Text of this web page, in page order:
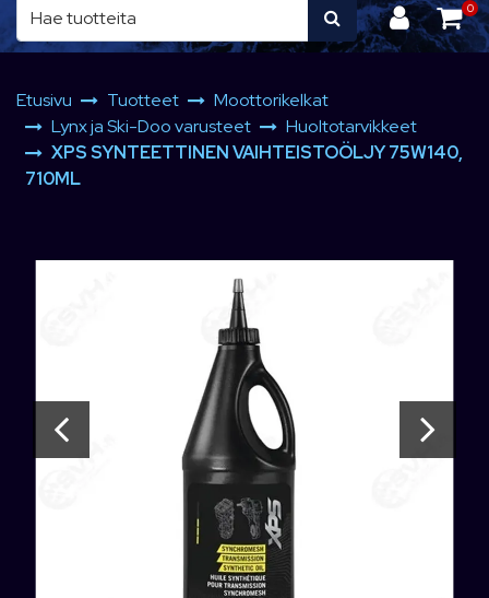
0
Etusivu Tuotteet
Moottorikelkat
Lynx ja Ski-Doo varusteet
Huoltotarvikkeet
XPS SYNTEETTINEN VAIHTEISTOÖLJY 75W140,
710ML